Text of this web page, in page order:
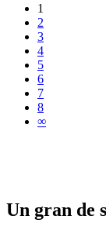
1
2
3
4
5
6
7
8
∞
Un gran de